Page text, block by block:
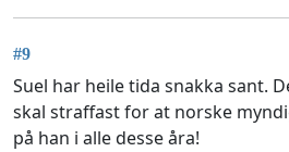
#9
Suel har heile tida snakka sant.
skal straffast for at norske
på han i alle desse åra!